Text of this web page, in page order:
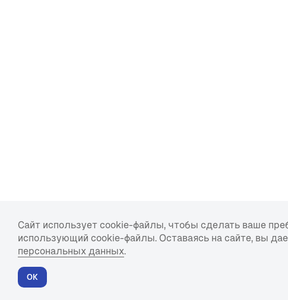
+7 495 640-91-02 многоканальный
info@fondfairwind.ru
г. Москва, Варшавское шоссе, 42
Сайт использует cookie-файлы, чтобы сделать ваше
использующий cookie-файлы. Оставаясь на сайте, вы
персональных данных.
ОК